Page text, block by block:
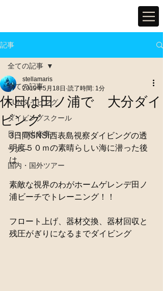
記事
全ての記事
FUNダイビング
ダイビングスクール
日々の出来事
ツアー
国内・国外ツアー
全ての記事
休日は田ノ浦で 大分ダイ
ビング
stellamaris
2019年5月18日 読了時間: 1分
3日間SNSI西表島視察ダイビングの透
明度５０ｍの素晴らしい海に潜った後
は
素敵な視界のわがホームゲレンデ田ノ
浦ビーチでトレーニング！！
フロート上げ、器材交換、器材回収と
残圧がぎりになるまでダイビング